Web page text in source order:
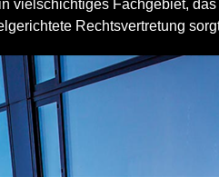
vielschichtiges Fachgebiet,
Rechtsvertretung